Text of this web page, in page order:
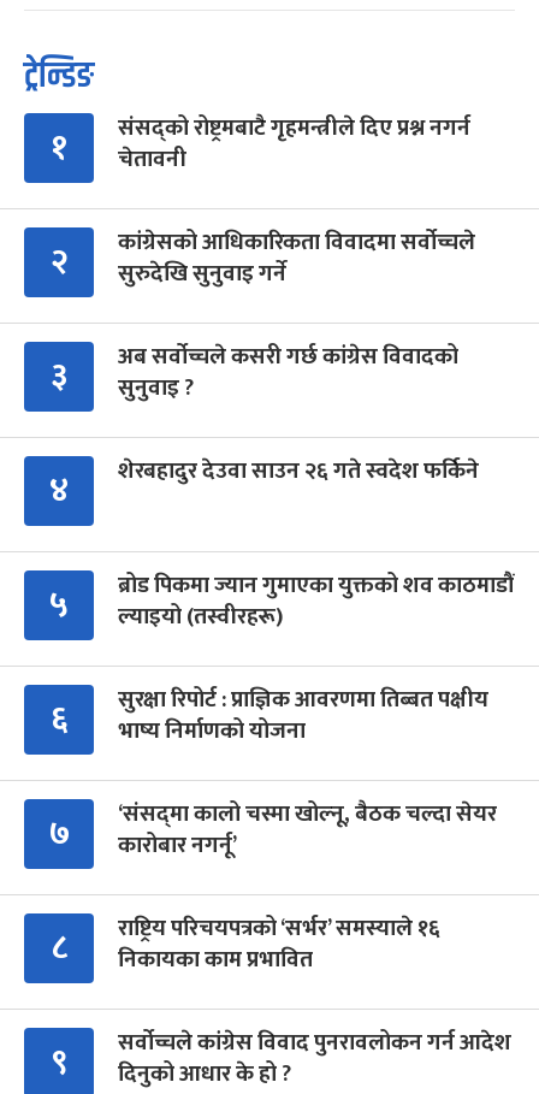
ट्रेन्डिङ
१
संसद्को रोष्ट्रमबाटै गृहमन्त्रीले दिए प्रश्न नगर्न
चेतावनी
२
कांग्रेसको आधिकारिकता विवादमा सर्वोच्चले
सुरुदेखि सुनुवाइ गर्ने
३
अब सर्वोच्चले कसरी गर्छ कांग्रेस विवादको
सुनुवाइ ?
४ शेरबहादुर देउवा साउन २६ गते स्वदेश फर्किने
५
ब्रोड पिकमा ज्यान गुमाएका युक्तको शव काठमाडौं
ल्याइयो (तस्वीरहरू)
६
सुरक्षा रिपोर्ट : प्राज्ञिक आवरणमा तिब्बत पक्षीय
भाष्य निर्माणको योजना
७
‘संसद्‍मा कालो चस्मा खोल्नू, बैठक चल्दा सेयर
कारोबार नगर्नू’
८
राष्ट्रिय परिचयपत्रको ‘सर्भर’ समस्याले १६
निकायका काम प्रभावित
९
सर्वोच्चले कांग्रेस विवाद पुनरावलोकन गर्न आदेश
दिनुको आधार के हो ?